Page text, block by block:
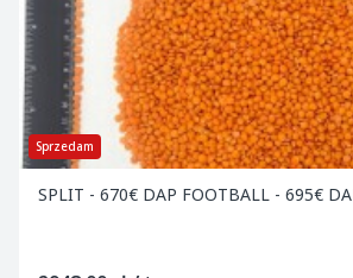
Sprzedam
SPLIT - 670€ DAP FOOTBALL - 695€